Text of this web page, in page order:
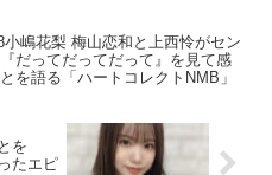
小嶋花梨 梅山恋和と上西怜がセン
だってだってだって』を見て感
を語る「ハートコレクトNMB」
を
たエピ